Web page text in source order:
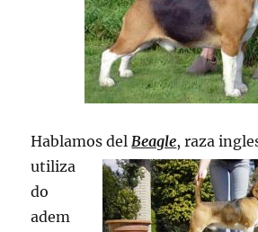
Hablamos delBeagle, raza
utiliza
do
adem